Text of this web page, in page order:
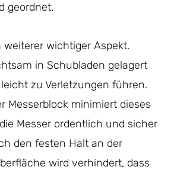
geordnet.
wichtiger Aspekt.
in Schubladen gelagert
zu Verletzungen führen.
Messerblock minimiert dieses
Messer ordentlich und sicher
den festen Halt an der
wird verhindert, dass